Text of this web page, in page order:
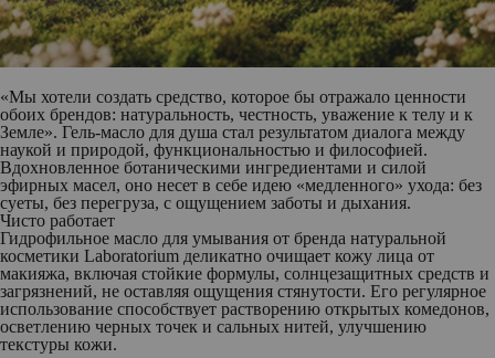
«Мы хотели создать средство, которое бы отражало ценности
обоих брендов: натуральность, честность, уважение к телу и к
Земле». Гель-масло для душа стал результатом диалога между
наукой и природой, функциональностью и философией.
Вдохновленное ботаническими ингредиентами и силой
эфирных масел, оно несет в себе идею «медленного» ухода: без
суеты, без перегруза, с ощущением заботы и дыхания.
Чисто работает
Гидрофильное масло для умывания от бренда натуральной
косметики Laboratorium деликатно очищает кожу лица от
макияжа, включая стойкие формулы, солнцезащитных средств и
загрязнений, не оставляя ощущения стянутости. Его регулярное
использование способствует растворению открытых комедонов,
осветлению черных точек и сальных нитей, улучшению
текстуры кожи.